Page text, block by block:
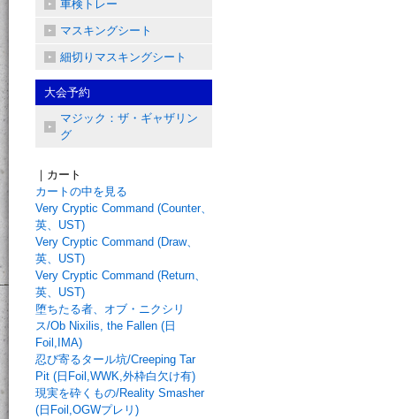
車検トレー
マスキングシート
細切りマスキングシート
大会予約
マジック：ザ・ギャザリン
グ
｜カート
カートの中を見る
Very Cryptic Command (Counter、
英、UST)
Very Cryptic Command (Draw、
英、UST)
Very Cryptic Command (Return、
英、UST)
堕ちたる者、オブ・ニクシリ
ス/Ob Nixilis, the Fallen (日
Foil,IMA)
忍び寄るタール坑/Creeping Tar
Pit (日Foil,WWK,外枠白欠け有)
現実を砕くもの/Reality Smasher
(日Foil,OGWプレリ)